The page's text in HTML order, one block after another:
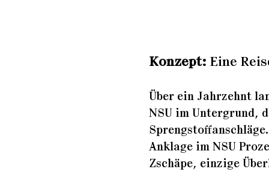
Konzept: Eine
Über ein Jahrzehnt
NSU im Untergrund,
Anklage im NSU
Zschäpe, einzige